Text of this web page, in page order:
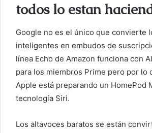
todos lo estan
Google no es el único que convierte
inteligentes en embudos de
línea Echo de Amazon funciona con
para los miembros Prime pero por lo
Apple está preparando un HomePod
tecnología Siri.
Los altavoces baratos se están